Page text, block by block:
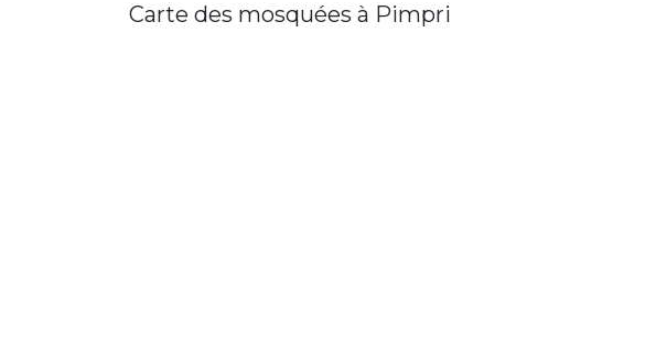
Carte des mosquées à Pimpri